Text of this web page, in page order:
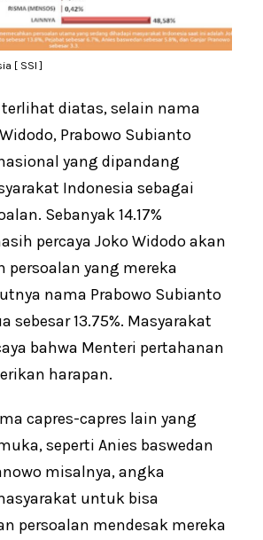
[ SSI ]
diatas, selain nama
Prabowo Subianto
yang dipandang
Indonesia sebagai
Sebanyak 14.17%
percaya Joko Widodo akan
persoalan yang mereka
nama Prabowo Subianto
sebesar 13.75%. Masyarakat
bahwa Menteri pertahanan
harapan.
capres-capres lain yang
seperti Anies baswedan
misalnya, angka
untuk bisa
persoalan mendesak mereka